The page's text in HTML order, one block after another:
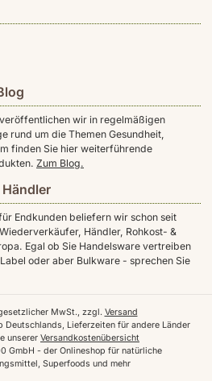
wir in regelmäßigen
rund um die Themen Gesundheit,
finden Sie hier weiterführende
Zum Blog.
Endkunden beliefern wir schon seit
Händler, Rohkost- &
Egal ob Sie Handelsware vertreiben
oder aber Bulkware - sprechen Sie
GmbH - der Onlineshop für natürliche
Superfoods und mehr
MwSt., zzgl. Versand
Deutschlands, Lieferzeiten für andere Länder
unserer Versandkostenübersicht